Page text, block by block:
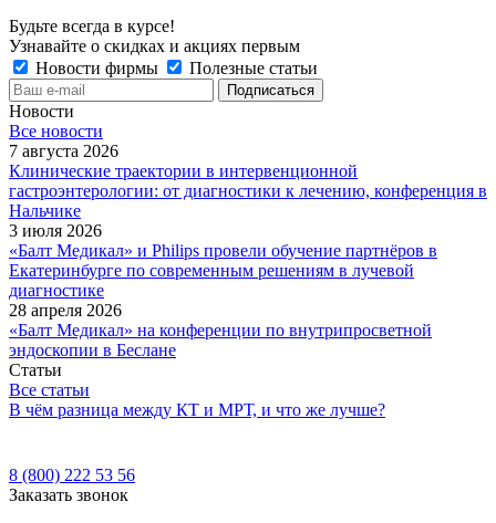
Будьте всегда в курсе!
Узнавайте о скидках и акциях первым
Новости фирмы
Полезные статьи
Новости
Все новости
7 августа 2026
Клинические траектории в интервенционной
гастроэнтерологии: от диагностики к лечению, конференция в
Нальчике
3 июля 2026
«Балт Медикал» и Philips провели обучение партнёров в
Екатеринбурге по современным решениям в лучевой
диагностике
28 апреля 2026
«Балт Медикал» на конференции по внутрипросветной
эндоскопии в Беслане
Статьи
Все статьи
В чём разница между КТ и МРТ, и что же лучше?
8 (800) 222 53 56
Заказать звонок